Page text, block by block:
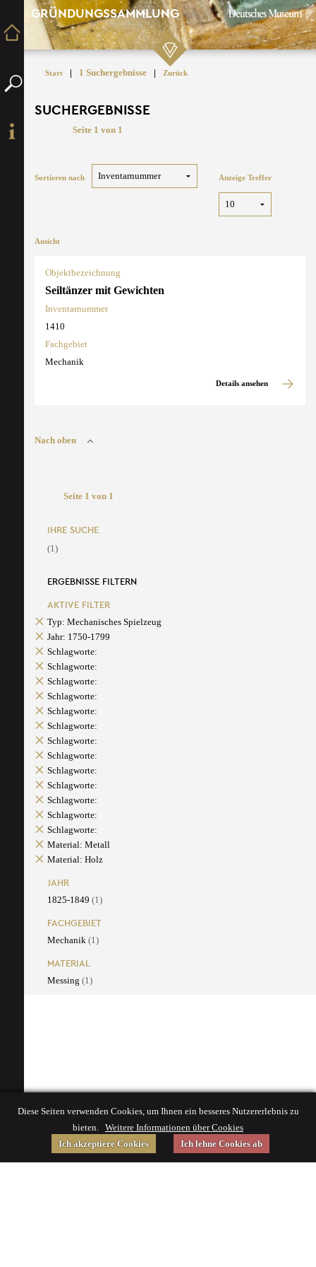
GRÜNDUNGSSAMMLUNG
Start | 1 Suchergebnisse | Zurück
SUCHERGEBNISSE
Seite 1 von 1
Sortieren nach Anzeige Treffer
Ansicht
Objektbezeichnung
Seiltänzer mit Gewichten
Inventarnummer
1410
Fachgebiet
Mechanik
Details ansehen
Nach oben
Seite 1 von 1
IHRE SUCHE
(1)
ERGEBNISSE FILTERN
AKTIVE FILTER
Typ: Mechanisches Spielzeug
Jahr: 1750-1799
Schlagworte:
Schlagworte:
Schlagworte:
Schlagworte:
Schlagworte:
Schlagworte:
Schlagworte:
Schlagworte:
Schlagworte:
Schlagworte:
Schlagworte:
Schlagworte:
Schlagworte:
Material: Metall
Material: Holz
JAHR
1825-1849 (1)
FACHGEBIET
Mechanik (1)
MATERIAL
Messing (1)
Diese Seiten verwenden Cookies, um Ihnen ein besseres Nutzererlebnis zu
bieten. Weitere Informationen über Cookies
Ich akzeptiere Cookies
Ich lehne Cookies ab